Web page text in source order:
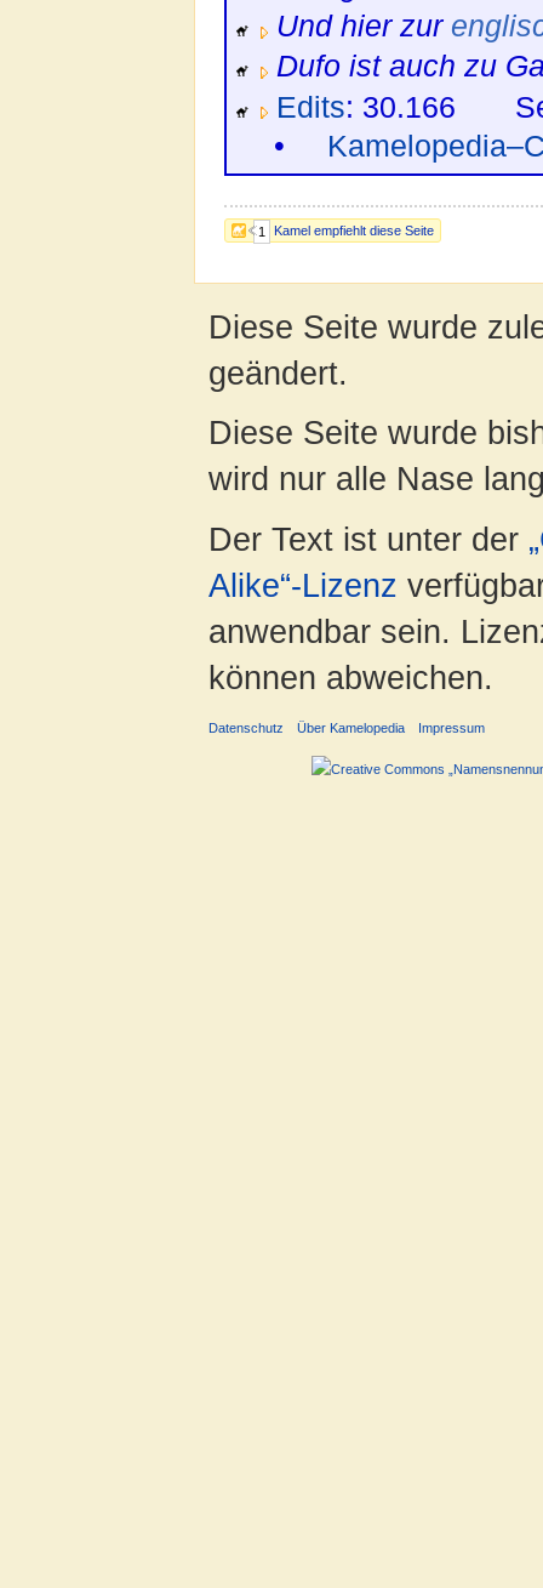
1 Kamel empfiehlt diese Seite
Und hier zur
Dufo ist auch zu
Edits: 30.166
•
Diese Seite wurde
geändert.
Diese Seite wurde
wird nur alle Nase
Der Text ist unter der
Alike“-Lizenz
anwendbar sein.
können abweichen.
Datenschutz Über Kamelopedia Impressum